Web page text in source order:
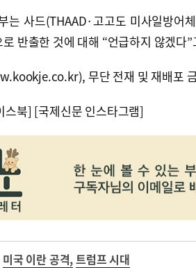
는 사드(THAAD·고고도 미사일방어
반출한 것에 대해 “언급하지 않겠다
무단 전재 및 재배포
스북] [국제신문 인스타그램]
미국 이란 공격,트럼프 시대